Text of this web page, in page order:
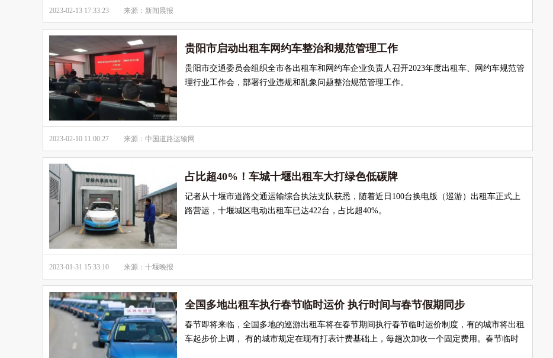
2023-02-13 17:33:23 来源：新闻晨报
贵阳市启动出租车网约车整治和规范管理工作
贵阳市交通委员会组织全市各出租车和网约车企业负责人召开2023年度出租车、网约车规范管
理行业工作会，部署行业违规和乱象问题整治规范管理工作。
2023-02-10 11:00:27 来源：中国道路运输网
占比超40%！车城十堰出租车大打绿色低碳牌
记者从十堰市道路交通运输综合执法支队获悉，随着近日100台换电版（巡游）出租车正式上
路营运，十堰城区电动出租车已达422台，占比超40%。
2023-01-31 15:33:10 来源：十堰晚报
全国多地出租车执行春节临时运价 执行时间与春节假期同步
春节即将来临，全国多地的巡游出租车将在春节期间执行春节临时运价制度，有的城市将出租
车起步价上调， 有的城市规定在现有打表计费基础上，每趟次加收一个固定费用。春节临时